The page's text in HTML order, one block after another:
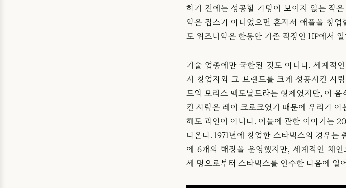
하기 전에는 성공할 가망이 보이지 않는 작
악은 잡스가 아니었으면 혼자서 애플을 창업
도 워즈니악은 한동안 기존 직장인 HP에서 일
기술 업종에만 국한된 것도 아니다. 세계적
시 창업자와 그 브랜드를 크게 성공시킨 사
드와 모리스 맥도날드라는 형제였지만, 이
킨 사람은 레이 크로크였기 때문에 우리가
해도 과언이 아니다. 이들에 관한 이야기는
나온다. 1971년에 창업한 스타벅스의 경우는
에 6개의 매장을 운영했지만, 세계적인 체
세 명으로부터 스타벅스를 인수한 다음에 일